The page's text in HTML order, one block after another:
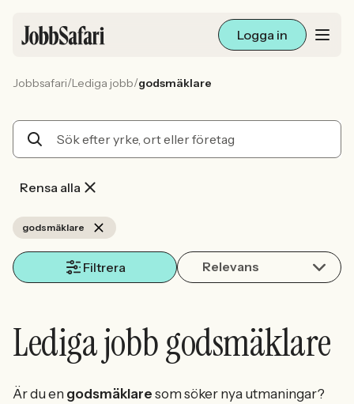
Logga in
Arbetsliv och karriär
Sök med AI
Jobbsafari/Lediga jobb/godsmäklare
Rensa alla
godsmäklare
Filtrera Relevans
Lediga jobb godsmäklare
Är du en godsmäklare som söker nya utmaningar?